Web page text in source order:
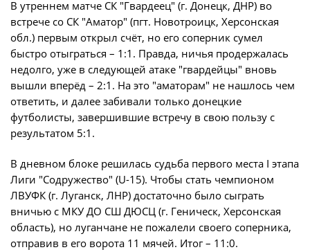
Новости
О турнире
Кубок Объединенного Чемпионата по
футболу "Содружество"
Календарь и результаты матчей
Статистика
Команды
Игроки
Дисквалификации
Юрист
Бухгалтерия
Служба безопасности
Пресс-служба
Отдел информационных технологий
Спортивный комитет
Инспекторско-судейский комитет
Контрольно-дисциплинарный комитет
В утреннем матче СК "Гвардеец" (г. Донецк, ДНР) во
встрече со СК "Аматор" (пгт. Новотроицк, Херсонская
обл.) первым открыл счёт, но его соперник сумел
быстро отыграться – 1:1. Правда, ничья продержалась
недолго, уже в следующей атаке "гвардейцы" вновь
вышли вперёд – 2:1. На это "аматорам" не нашлось чем
ответить, и далее забивали только донецкие
футболисты, завершившие встречу в свою пользу с
результатом 5:1.
В дневном блоке решилась судьба первого места I этапа
Лиги "Содружество" (U-15). Чтобы стать чемпионом
ЛВУФК (г. Луганск, ЛНР) достаточно было сыграть
вничью с МКУ ДО СШ ДЮСЦ (г. Геническ, Херсонская
область), но луганчане не пожалели своего соперника,
отправив в его ворота 11 мячей. Итог – 11:0.